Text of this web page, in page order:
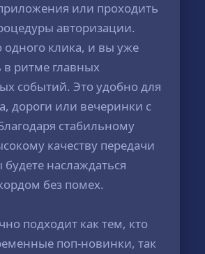
или проходить
авторизации.
одного клика, и вы уже
в ритме главных
событий. Это удобно для
дороги или вечеринки с
стабильному
качеству передачи
будете наслаждаться
без помех.
подходит как тем, кто
поп-новинки, так